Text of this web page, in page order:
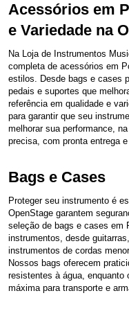
Acessórios em
e Variedade na
Na Loja de Instrumentos
completa de acessórios em
estilos. Desde bags e cases
pedais e suportes que
referência em qualidade e
para garantir que seu
melhorar sua performance,
precisa, com pronta entrega
Bags e Cases
Proteger seu instrumento é
OpenStage garantem
seleção de bags e cases em
instrumentos, desde
instrumentos de cordas
Nossos bags oferecem
resistentes à água,
máxima para transporte e